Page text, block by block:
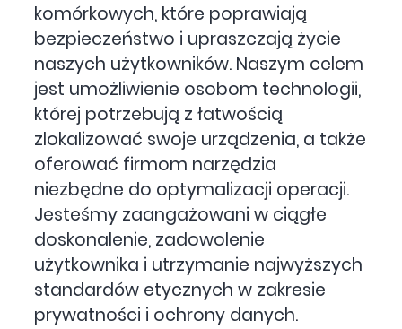
komórkowych, które poprawiają
bezpieczeństwo i upraszczają życie
naszych użytkowników. Naszym celem
jest umożliwienie osobom technologii,
której potrzebują z łatwością
zlokalizować swoje urządzenia, a także
oferować firmom narzędzia
niezbędne do optymalizacji operacji.
Jesteśmy zaangażowani w ciągłe
doskonalenie, zadowolenie
użytkownika i utrzymanie najwyższych
standardów etycznych w zakresie
prywatności i ochrony danych.